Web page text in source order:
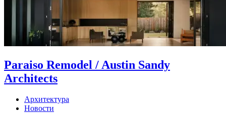
Paraiso Remodel / Austin Sandy
Architects
Архитектура
Новости